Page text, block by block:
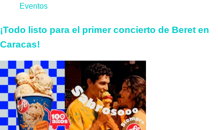
Eventos
¡Todo listo para el primer concierto de Beret en
Caracas!